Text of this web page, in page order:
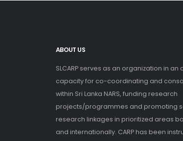
ABOUT US
SLCARP serves as an organization in an
capacity for co-coordinating and
within Sri Lanka NARS, funding research
projects/programmes and promoting
research linkages in prioritized areas
and internationally. CARP has been